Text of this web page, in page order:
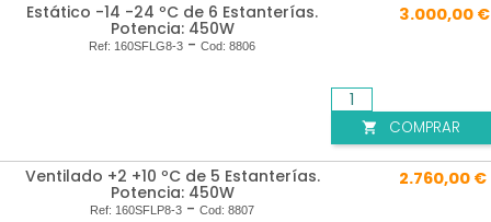
Estático -14 -24 ºC de 6 Estanterías.
Potencia: 450W
Ref: 160SFLG8-3 - Cod: 8806
3.000,00 €
 COMPRAR
Ventilado +2 +10 ºC de 5 Estanterías.
Potencia: 450W
Ref: 160SFLP8-3 - Cod: 8807
2.760,00 €